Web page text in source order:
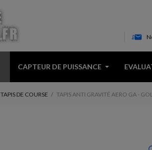
CAPTEUR DE PUISSANCE
TAPIS DE COURSE TAPIS ANTI GRAVITÉ AERO GA -